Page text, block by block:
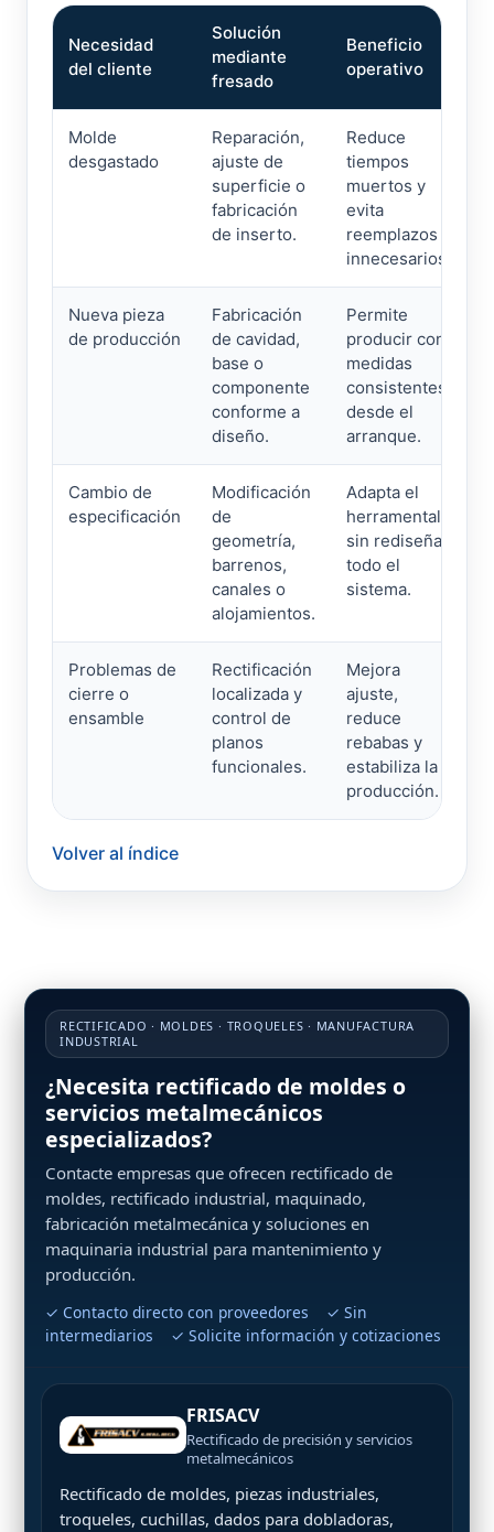
Necesidad
del cliente
Solución
mediante
fresado
Beneficio
operativo
Molde
desgastado
Reparación,
ajuste de
superficie o
fabricación
de inserto.
Reduce
tiempos
muertos y
evita
reemplazos
innecesarios.
Nueva pieza
de producción
Fabricación
de cavidad,
base o
componente
conforme a
diseño.
Permite
producir con
medidas
consistentes
desde el
arranque.
Cambio de
especificación
Modificación
de
geometría,
barrenos,
canales o
alojamientos.
Adapta el
herramental
sin rediseñar
todo el
sistema.
Problemas de
cierre o
ensamble
Rectificación
localizada y
control de
planos
funcionales.
Mejora
ajuste,
reduce
rebabas y
estabiliza la
producción.
Volver al índice
RECTIFICADO · MOLDES · TROQUELES · MANUFACTURA
INDUSTRIAL
¿Necesita rectificado de moldes o
servicios metalmecánicos
especializados?
Contacte empresas que ofrecen rectificado de
moldes, rectificado industrial, maquinado,
fabricación metalmecánica y soluciones en
maquinaria industrial para mantenimiento y
producción.
✓ Contacto directo con proveedores ✓ Sin
intermediarios ✓ Solicite información y cotizaciones
FRISACV
Rectificado de precisión y servicios
metalmecánicos
Rectificado de moldes, piezas industriales,
troqueles, cuchillas, dados para dobladoras,